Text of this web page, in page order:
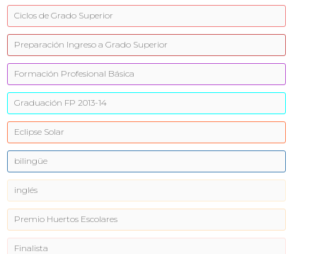
Ciclos de Grado Superior
Preparación Ingreso a Grado Superior
Formación Profesional Básica
Graduación FP 2013-14
Eclipse Solar
bilingüe
inglés
Premio Huertos Escolares
Finalista